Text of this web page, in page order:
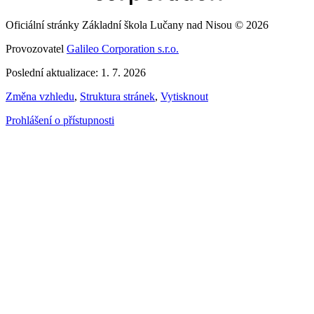
Oficiální stránky Základní škola Lučany nad Nisou © 2026
Provozovatel Galileo Corporation s.r.o.
Poslední aktualizace: 1. 7. 2026
Změna vzhledu, Struktura stránek, Vytisknout
Prohlášení o přístupnosti